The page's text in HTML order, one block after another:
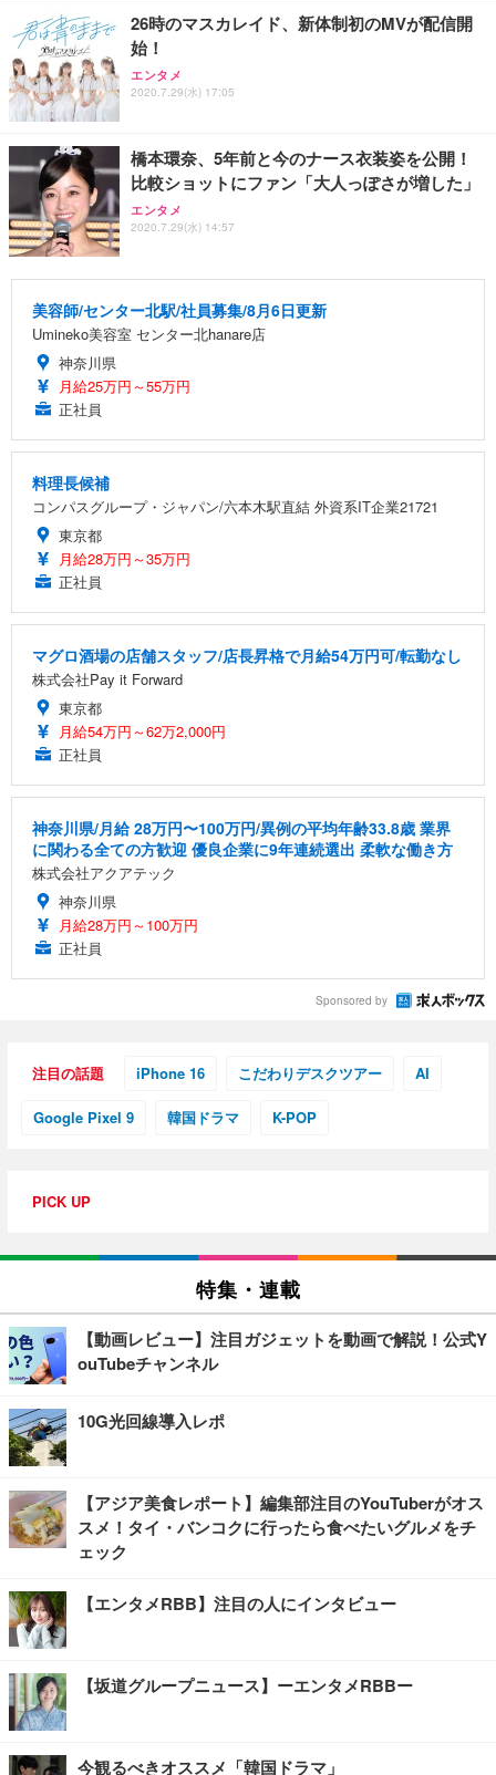
26時のマスカレイド、新体制初のMVが配信開
始！
エンタメ
2020.7.29(水) 17:05
橋本環奈、5年前と今のナース衣装姿を公開！
比較ショットにファン「大人っぽさが増した」
エンタメ
2020.7.29(水) 14:57
美容師/センター北駅/社員募集/8月6日更新
Umineko美容室 センター北hanare店
神奈川県
月給25万円～55万円
正社員
料理長候補
コンパスグループ・ジャパン/六本木駅直結 外資系IT企業21721
東京都
月給28万円～35万円
正社員
マグロ酒場の店舗スタッフ/店長昇格で月給54万円可/転勤なし
株式会社Pay it Forward
東京都
月給54万円～62万2,000円
正社員
神奈川県/月給 28万円〜100万円/異例の平均年齢33.8歳 業界
に関わる全ての方歓迎 優良企業に9年連続選出 柔軟な働き方
株式会社アクアテック
神奈川県
月給28万円～100万円
正社員
Sponsored by
注目の話題 iPhone 16 こだわりデスクツアー AI
Google Pixel 9 韓国ドラマ K-POP
PICK UP
特集・連載
【動画レビュー】注目ガジェットを動画で解説！公式Y
ouTubeチャンネル
10G光回線導入レポ
【アジア美食レポート】編集部注目のYouTuberがオス
スメ！タイ・バンコクに行ったら食べたいグルメをチ
ェック
【エンタメRBB】注目の人にインタビュー
【坂道グループニュース】ーエンタメRBBー
今観るべきオススメ「韓国ドラマ」